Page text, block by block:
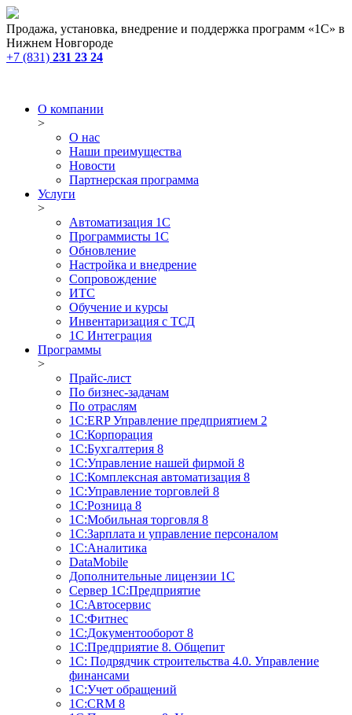
Продажа, установка, внедрение и поддержка программ «1С» в
Нижнем Новгороде
+7 (831) 231 23 24
О компании
>
О нас
Наши преимущества
Новости
Партнерская программа
Услуги
>
Автоматизация 1С
Программисты 1С
Обновление
Настройка и внедрение
Сопровождение
ИТС
Обучение и курсы
Инвентаризация с ТСД
1С Интеграция
Программы
>
Прайс-лист
По бизнес-задачам
По отраслям
1C:ERP Управление предприятием 2
1С:Корпорация
1С:Бухгалтерия 8
1С:Управление нашей фирмой 8
1С:Комплексная автоматизация 8
1С:Управление торговлей 8
1С:Розница 8
1С:Мобильная торговля 8
1С:Зарплата и управление персоналом
1С:Аналитика
DataMobile
Дополнительные лицензии 1С
Сервер 1С:Предприятие
1С:Автосервис
1С:Фитнес
1С:Документооборот 8
1С:Предприятие 8. Общепит
1С: Подрядчик строительства 4.0. Управление
финансами
1С:Учет обращений
1C:CRM 8